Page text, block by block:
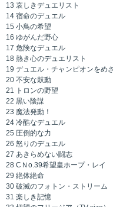
13 哀しきデュエリスト
14 宿命のデュエル
15 小鳥の希望
16 ゆがんだ野心
17 危険なデュエル
18 熱き心のデュエリスト
19 デュエル・チャンピオンをめ
20 不安な鼓動
21 トロンの野望
22 黒い陰謀
23 魔法発動！
24 冷酷なデュエル
25 圧倒的な力
26 怒りのデュエル
27 あきらめない闘志
28 CＮo.39希望皇ホープ・レイ
29 絶体絶命
30 破滅のフォトン・ストリーム
31 楽しき記憶